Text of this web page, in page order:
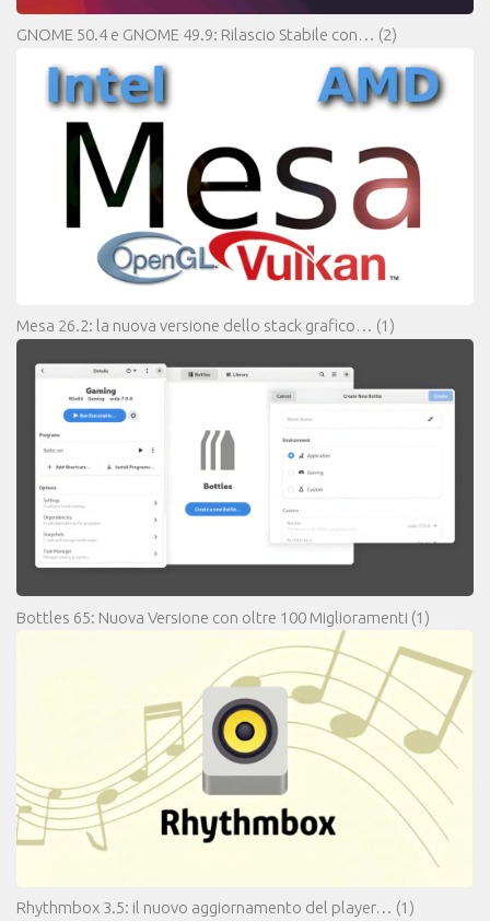
GNOME 50.4 e GNOME 49.9: Rilascio Stabile con… (2)
Mesa 26.2: la nuova versione dello stack grafico… (1)
Bottles 65: Nuova Versione con oltre 100 Miglioramenti (1)
Rhythmbox 3.5: il nuovo aggiornamento del player… (1)